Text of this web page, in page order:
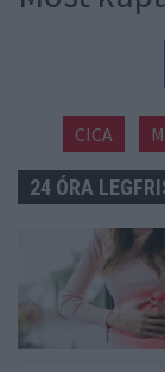
CICA
24 ÓRA